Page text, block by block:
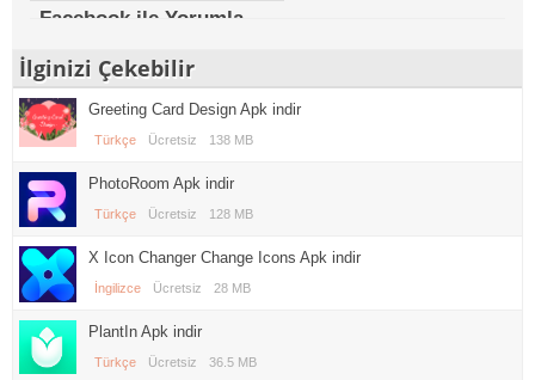
Facebook ile Yorumla
İlginizi Çekebilir
Greeting Card Design Apk indir
Türkçe Ücretsiz 138 MB
PhotoRoom Apk indir
Türkçe Ücretsiz 128 MB
X Icon Changer Change Icons Apk indir
İngilizce Ücretsiz 28 MB
PlantIn Apk indir
Türkçe Ücretsiz 36.5 MB